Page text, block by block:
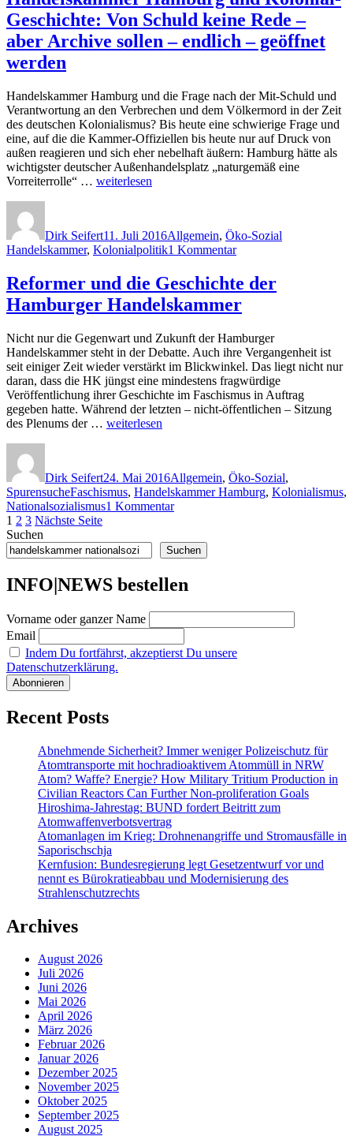
der
sind
alten
sind
Geschichte: Von Schuld keine Rede –
aber Archive sollen – endlich – geöffnet
werden
Handelskammer Hamburg und die Frage nach der Mit-Schuld und
Verantwortung an den Verbrechen und dem Völkermord in der Zeit
des deutschen Kolonialismus? Bis heute eine schwierige Frage und
eine, auf die die Kammer-Offiziellen bis heute nur auf Druck von
außen reagieren und sich eher nebelhaft äußern: Hamburg hätte als
wichtigster deutscher Außenhandelsplatz „naturgemäß eine
Vorreiterrolle“ … „Handelskammer
Geschichte:
Von
keine
Rede
–
Archive
sollen
–
endlich
–
geöffnet
werden“
weiterlesen
Dirk Seifert11. Juli 2016Allgemein, Öko-Sozial
Handelskammer, Kolonialpolitik1 Kommentarzu
Hamburg
und
Kolonial-
Von
Schuld
keine
Rede
–
aber
–
geöffnet
Reformer und die Geschichte der
Hamburger Handelskammer
Nicht nur die Gegenwart und Zukunft der Hamburger
Handelskammer steht in der Debatte. Auch ihre Vergangenheit ist
seit einiger Zeit wieder verstärkt im Blickwinkel. Das liegt nicht nur
daran, dass die HK jüngst eine mindestens fragwürdige
Veröffentlichung ihrer Geschichte im Faschismus in Auftrag
gegeben hatte. Während der letzten – nicht-öffentlichen – Sitzung
des Plenums der … „Reformer
der
Hamburger
Handelskammer“
weiterlesen
Dirk Seifert24. Mai 2016Allgemein, Öko-Sozial,
SpurensucheSchlagwörter
Faschismus, Handelskammer Hamburg, Kolonialismus,
Nationalsozialismus1 Kommentarzu
die
Geschichte
Hamburger
Seitennummerierung
der
Beiträge
Seite
1 Seite
2 Seite
3 Nächste Seite
Suchen
Suchen
INFO|NEWS bestellen
Vorname oder ganzer Name
Email
Indem Du fortfährst, akzeptierst Du unsere
Datenschutzerklärung.
Recent Posts
Abnehmende Sicherheit? Immer weniger Polizeischutz für
Atomtransporte mit hochradioaktivem Atommüll in NRW
Atom? Waffe? Energie? How Military Tritium Production in
Civilian Reactors Can Further Non-proliferation Goals
Hiroshima-Jahrestag: BUND fordert Beitritt zum
Atomwaffenverbotsvertrag
Atomanlagen im Krieg: Drohnenangriffe und Stromausfälle in
Saporischschja
Kernfusion: Bundesregierung legt Gesetzentwurf vor und
nennt es Bürokratieabbau und Modernisierung des
Strahlenschutzrechts
Archives
August 2026
Juli 2026
Juni 2026
Mai 2026
April 2026
März 2026
Februar 2026
Januar 2026
Dezember 2025
November 2025
Oktober 2025
September 2025
August 2025